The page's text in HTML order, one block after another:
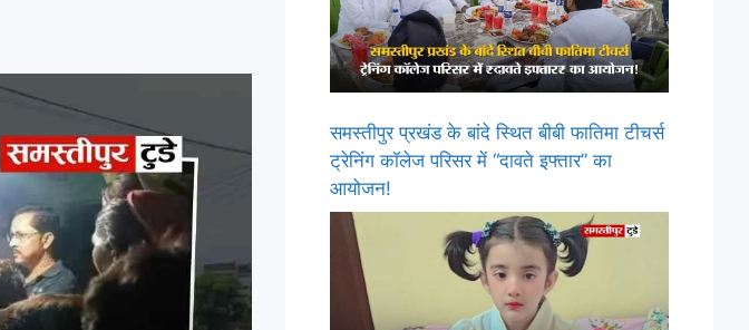
समस्तीपुर प्रखंड के बांदे स्थित बीबी फातिमा टीचर्स
ट्रेनिंग कॉलेज परिसर में “दावते इफ्तार” का
आयोजन!